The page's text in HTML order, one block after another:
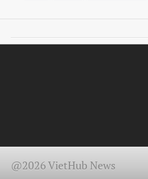
@2026 VietHub News